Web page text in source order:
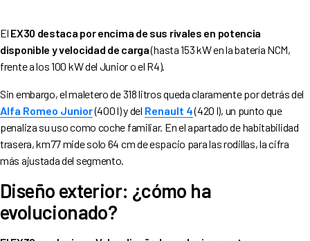
El EX30 destaca por encima de sus rivales en potencia
disponible y velocidad de carga(hasta 153 kW en la batería NCM,
frente a los 100 kW del Junior o el R4).
Sin embargo, el maletero de 318 litros queda claramente por detrás del
Alfa Romeo Junior(400 l) y del Renault 4(420 l), un punto que
penaliza su uso como coche familiar. En el apartado de habitabilidad
trasera, km77 mide solo 64 cm de espacio para las rodillas, la cifra
más ajustada del segmento.
Diseño exterior: ¿cómo ha
evolucionado?